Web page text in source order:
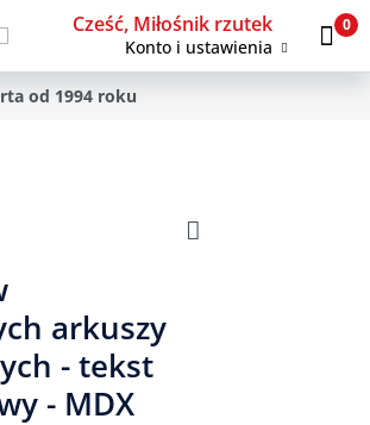
Cześć, Miłośnik rzutek
Konto i ustawienia
0
od 1994 roku
arkuszy
- tekst
- MDX